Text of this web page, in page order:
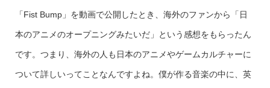
「Fist Bump」を動画で公開したとき、海外のファンから「日
本のアニメのオープニングみたいだ」という感想をもらったん
です。つまり、海外の人も日本のアニメやゲームカルチャーに
ついて詳しいってことなんですよね。僕が作る音楽の中に、英